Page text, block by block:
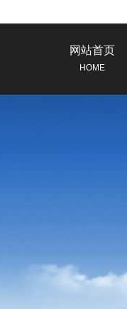
网站首页
HOME